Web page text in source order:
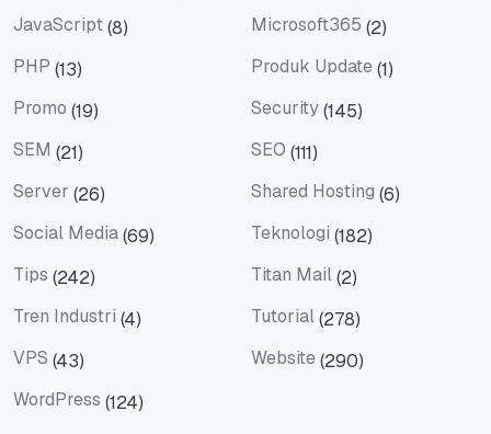
JavaScript(8) Microsoft365 (2)
PHP (13) Produk Update (1)
Promo (19) Security(145)
SEM (21) SEO (111)
Server (26) Shared Hosting (6)
Social Media(69) Teknologi (182)
Tips (242) Titan Mail(2)
Tren Industri (4) Tutorial(278)
VPS (43) Website (290)
WordPress (124)